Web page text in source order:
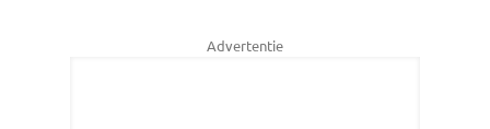
Advertentie